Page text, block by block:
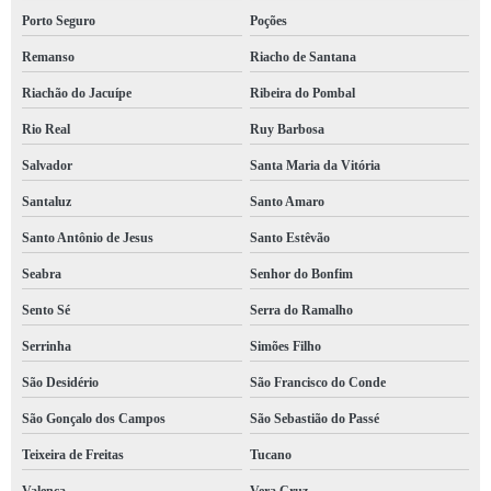
empresa de treinamento de brigada de incêndio valor Serra do Ramalho
contato de empresa de treinamento de brigada de incêndio Patamares
contato de empresa de treinamento de incêndio nas empresas Arembepe
empresa de treinamento brigada de incêndio valor Pernambués
empresa de treinamento combate a incêndio com extintores Simões Filho
empresa de treinamento de incêndio nas empresas valor Amaralina
empresa de treinamento de incêndio Itapetinga
contato de empresa de treinamento prevenção e combate a incêndio Entre Rios
contato de empresa de treinamento brigada incêndio Brumado
Porto Seguro Poções
Remanso Riacho de Santana
Riachão do Jacuípe Ribeira do Pombal
Rio Real Ruy Barbosa
Salvador Santa Maria da Vitória
Santaluz Santo Amaro
Santo Antônio de Jesus Santo Estêvão
Seabra Senhor do Bonfim
Sento Sé Serra do Ramalho
Serrinha Simões Filho
São Desidério São Francisco do Conde
São Gonçalo dos Campos São Sebastião do Passé
Teixeira de Freitas Tucano